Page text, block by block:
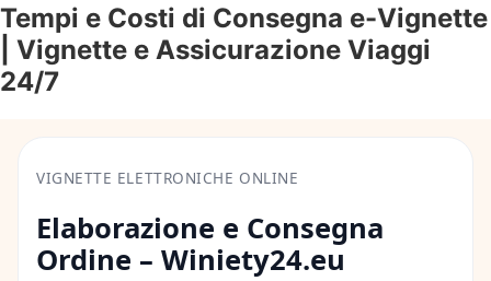
Tempi e Costi di Consegna e-Vignette
| Vignette e Assicurazione Viaggi
24/7
VIGNETTE ELETTRONICHE ONLINE
Elaborazione e Consegna
Ordine – Winiety24.eu